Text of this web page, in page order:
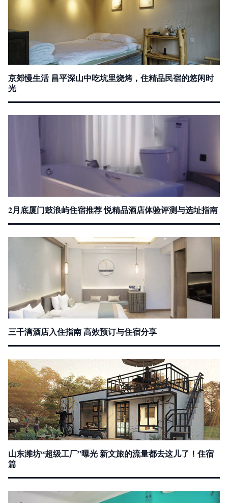
京郊慢生活 昌平深山中吃坑里烧烤，住精品民宿的悠闲时
光
2月底厦门鼓浪屿住宿推荐 悦精品酒店体验评测与选址指南
三千漓酒店入住指南 高效预订与住宿分享
山东潍坊“超级工厂”曝光 新文旅的流量都去这儿了！住宿
篇